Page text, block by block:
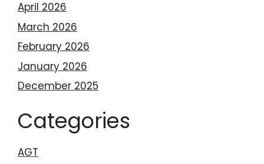
April 2026
March 2026
February 2026
January 2026
December 2025
Categories
AGT